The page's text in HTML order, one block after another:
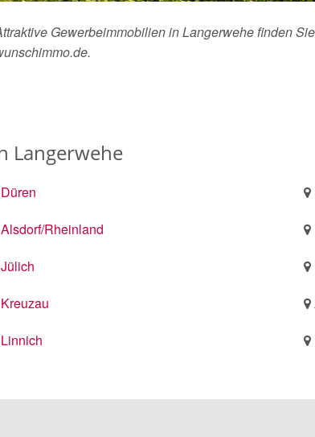
Gewerbeimmobilien in Langerwehe finden
Langerwehe
Düren
Alsdorf/Rheinland
Jülich
Kreuzau
Linnich